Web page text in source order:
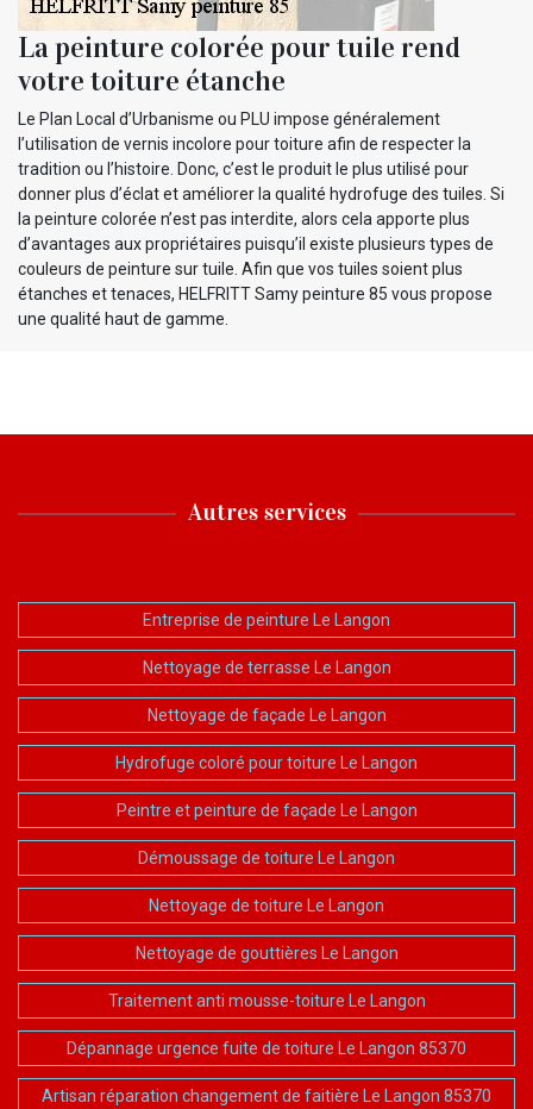
La peinture colorée pour tuile rend
votre toiture étanche
Le Plan Local d’Urbanisme ou PLU impose généralement
l’utilisation de vernis incolore pour toiture afin de respecter la
tradition ou l’histoire. Donc, c’est le produit le plus utilisé pour
donner plus d’éclat et améliorer la qualité hydrofuge des tuiles. Si
la peinture colorée n’est pas interdite, alors cela apporte plus
d’avantages aux propriétaires puisqu’il existe plusieurs types de
couleurs de peinture sur tuile. Afin que vos tuiles soient plus
étanches et tenaces, HELFRITT Samy peinture 85 vous propose
une qualité haut de gamme.
Autres services
Entreprise de peinture Le Langon
Nettoyage de terrasse Le Langon
Nettoyage de façade Le Langon
Hydrofuge coloré pour toiture Le Langon
Peintre et peinture de façade Le Langon
Démoussage de toiture Le Langon
Nettoyage de toiture Le Langon
Nettoyage de gouttières Le Langon
Traitement anti mousse-toiture Le Langon
Dépannage urgence fuite de toiture Le Langon 85370
Artisan réparation changement de faitière Le Langon 85370